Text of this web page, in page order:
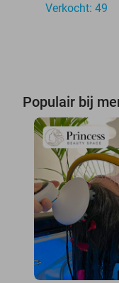
Verkocht: 49
Populair bij